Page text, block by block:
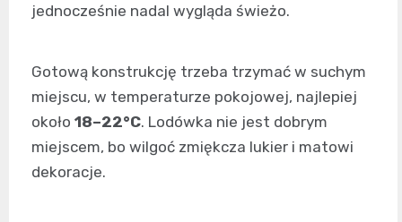
jednocześnie nadal wygląda świeżo.
Gotową konstrukcję trzeba trzymać w suchym
miejscu, w temperaturze pokojowej, najlepiej
około 18–22°C. Lodówka nie jest dobrym
miejscem, bo wilgoć zmiękcza lukier i matowi
dekoracje.